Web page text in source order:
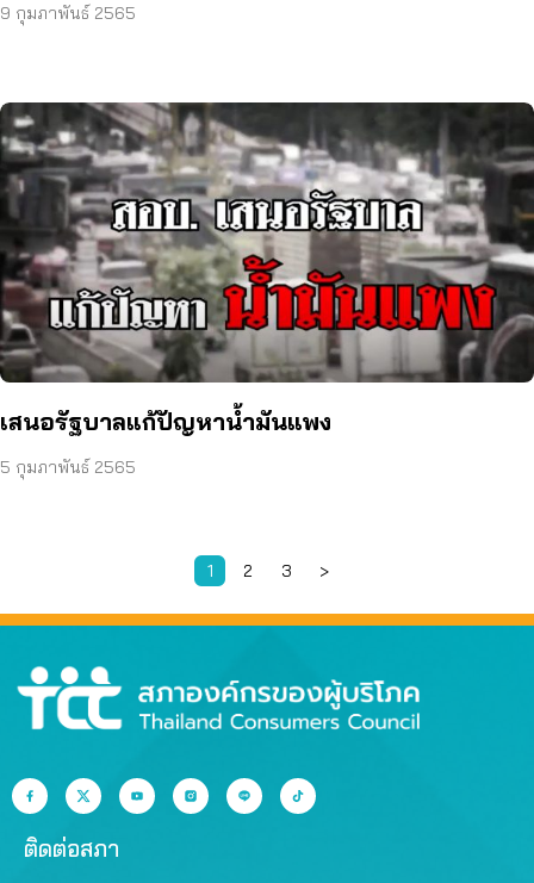
9 กุมภาพันธ์ 2565
เสนอรัฐบาลแก้ปัญหาน้ำมันแพง
5 กุมภาพันธ์ 2565
Page
1 Page
2 Page
3 >
ติดต่อสภา